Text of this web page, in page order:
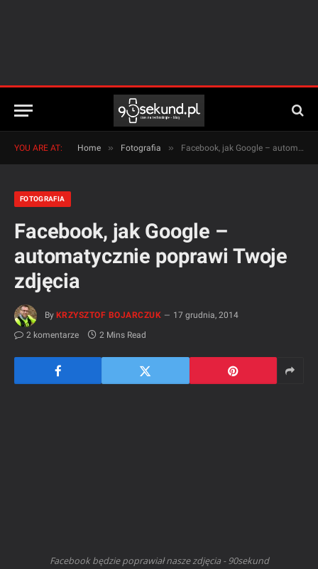
YOU ARE AT: Home » Fotografia » Facebook, jak Google – automatycznie poprawi Twoje zdjęcia
FOTOGRAFIA
Facebook, jak Google –
automatycznie poprawi Twoje
zdjęcia
By KRZYSZTOF BOJARCZUK
17 grudnia, 2014
2 komentarze
2 Mins Read
Facebook będzie poprawiał nasze zdjęcia - 90sekund